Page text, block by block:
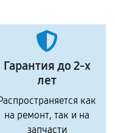
Гарантия до 2-х
лет
как
на ремонт, так и на
запчасти